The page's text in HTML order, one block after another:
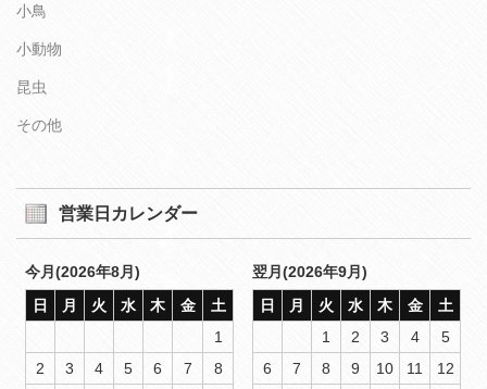
小鳥
小動物
昆虫
その他
営業日カレンダー
今月(2026年8月)
日
月 火 水 木 金
土
1
2
3 4 5 6 7
8
翌月(2026年9月)
日
月 火 水 木 金
土
1
2 3 4
5
6
7 8 9 10 11
12